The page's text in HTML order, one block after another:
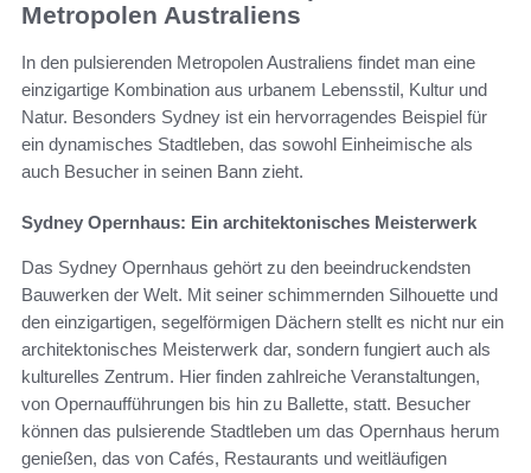
Metropolen Australiens
In den pulsierenden Metropolen Australiens findet man eine
einzigartige Kombination aus urbanem Lebensstil, Kultur und
Natur. Besonders Sydney ist ein hervorragendes Beispiel für
ein dynamisches Stadtleben, das sowohl Einheimische als
auch Besucher in seinen Bann zieht.
Sydney Opernhaus: Ein architektonisches Meisterwerk
Das Sydney Opernhaus gehört zu den beeindruckendsten
Bauwerken der Welt. Mit seiner schimmernden Silhouette und
den einzigartigen, segelförmigen Dächern stellt es nicht nur ein
architektonisches Meisterwerk dar, sondern fungiert auch als
kulturelles Zentrum. Hier finden zahlreiche Veranstaltungen,
von Opernaufführungen bis hin zu Ballette, statt. Besucher
können das pulsierende Stadtleben um das Opernhaus herum
genießen, das von Cafés, Restaurants und weitläufigen